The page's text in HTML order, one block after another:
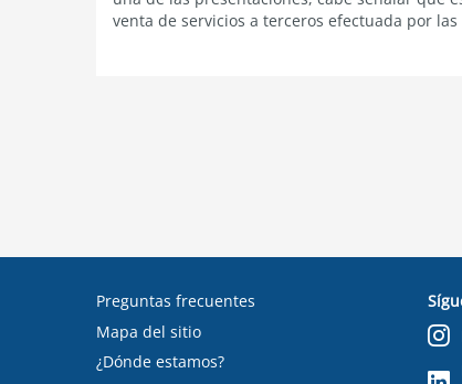
venta de servicios a terceros efectuada por
Preguntas frecuentes
Mapa del sitio
¿Dónde estamos?